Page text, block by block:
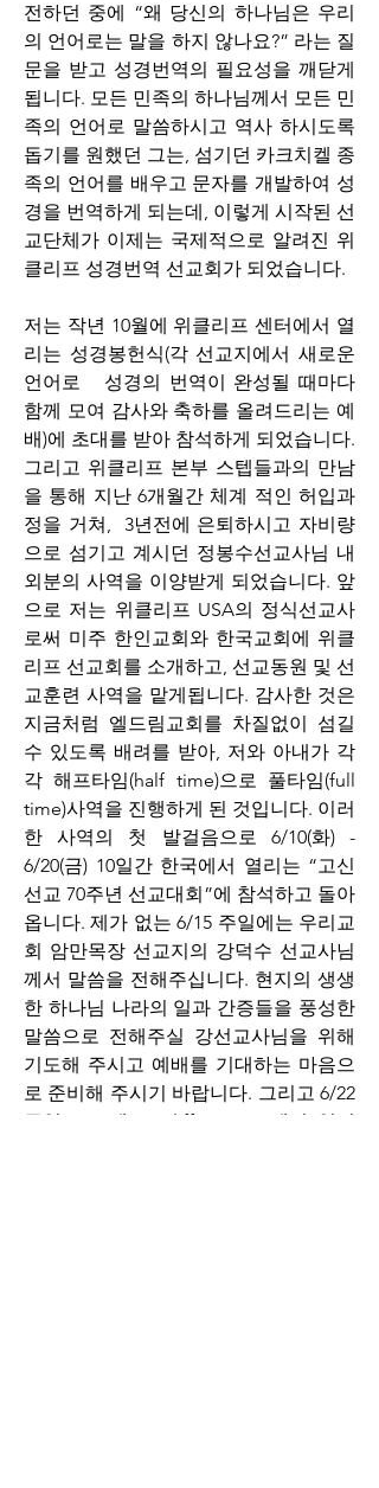
전하던 중에 “왜 당신의 하나님은 우리
의 언어로는 말을 하지 않나요?” 라는 질
문을 받고 성경번역의 필요성을 깨닫게
됩니다. 모든 민족의 하나님께서 모든 민
족의 언어로 말씀하시고 역사 하시도록
돕기를 원했던 그는, 섬기던 카크치켈 종
족의 언어를 배우고 문자를 개발하여 성
경을 번역하게 되는데, 이렇게 시작된 선
교단체가 이제는 국제적으로 알려진 위
클리프 성경번역 선교회가 되었습니다.
저는 작년 10월에 위클리프 센터에서 열
리는 성경봉헌식(각 선교지에서 새로운
언어로   성경의 번역이 완성될 때마다
함께 모여 감사와 축하를 올려드리는 예
배)에 초대를 받아 참석하게 되었습니다.
그리고 위클리프 본부 스텝들과의 만남
을 통해 지난 6개월간 체계 적인 허입과
정을 거쳐,  3년전에 은퇴하시고 자비량
으로 섬기고 계시던 정봉수선교사님 내
외분의 사역을 이양받게 되었습니다. 앞
으로 저는 위클리프 USA의 정식선교사
로써 미주 한인교회와 한국교회에 위클
리프 선교회를 소개하고, 선교동원 및 선
교훈련 사역을 맡게됩니다. 감사한 것은
지금처럼 엘드림교회를 차질없이 섬길
수 있도록 배려를 받아, 저와 아내가 각
각 해프타임(half time)으로 풀타임(full
time)사역을 진행하게 된 것입니다. 이러
한 사역의 첫 발걸음으로 6/10(화) -
6/20(금) 10일간 한국에서 열리는 “고신
선교 70주년 선교대회”에 참석하고 돌아
옵니다. 제가 없는 6/15 주일에는 우리교
회 암만목장 선교지의 강덕수 선교사님
께서 말씀을 전해주십니다. 현지의 생생
한 하나님 나라의 일과 간증들을 풍성한
말씀으로 전해주실 강선교사님을 위해
기도해 주시고 예배를 기대하는 마음으
로 준비해 주시기 바랍니다. 그리고 6/22
주일 6pm에 Wycliffe Center에서 열리